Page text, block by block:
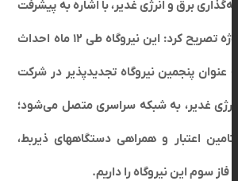
غدیر، با اشاره به پیشرفت
فیزیکی ۹۵ درصدی پروژه تصریح کرد: این نیروگاه طی ۱۲ ماه احداث
نیروگاه تجدیدپذیر در شرکت
به شبکه سراسری متصل می‌شود؛
و همراهی دستگاههای ذیربط،
را داریم.